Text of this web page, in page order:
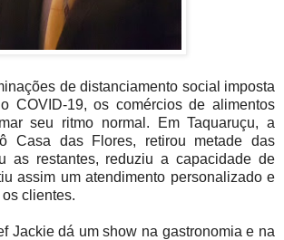
de distanciamento social imposta
COVID-19, os comércios de alimentos
seu ritmo normal. Em Taquaruçu, a
Casa das Flores, retirou metade das
as restantes, reduziu a capacidade de
assim um atendimento personalizado e
clientes.
Jackie dá um show na gastronomia e na